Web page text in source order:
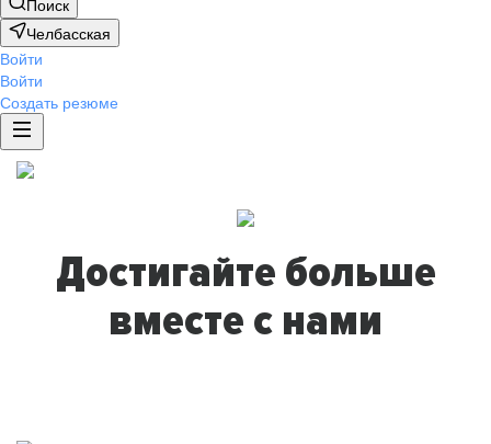
Поиск
Челбасская
Войти
Войти
Создать резюме
Достигайте больше
вместе с нами